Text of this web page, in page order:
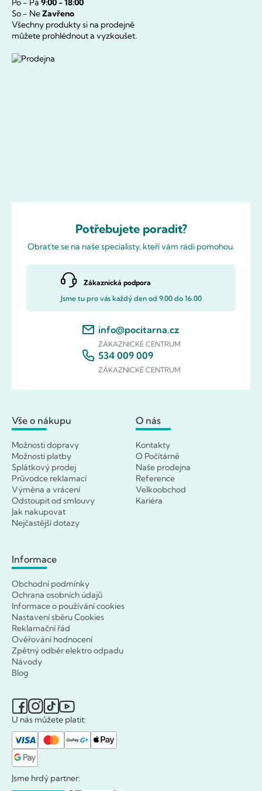
Po - Pá 9:00 - 18:00
So - NeZavřeno
Všechny produkty si na prodejně
můžete prohlédnout a vyzkoušet.
Potřebujete poradit?
Obraťte se na naše specialisty, kteří vám rádi pomohou.
Zákaznická podpora
Jsme tu pro vás každý den od 9.00 do 16.00
info@pocitarna.cz
ZÁKAZNICKÉ CENTRUM
534 009 009
ZÁKAZNICKÉ CENTRUM
Vše o nákupu
Možnosti dopravy
Možnosti platby
Splátkový prodej
Průvodce reklamací
Výměna a vrácení
Odstoupit od smlouvy
Jak nakupovat
Nejčastější dotazy
O nás
Kontakty
O Počítárně
Naše prodejna
Reference
Velkoobchod
Kariéra
Informace
Obchodní podmínky
Ochrana osobních údajů
Informace o používání cookies
Nastavení sběru Cookies
Reklamační řád
Ověřování hodnocení
Zpětný odběr elektro odpadu
Návody
Blog
U nás můžete platit:
Jsme hrdý partner: